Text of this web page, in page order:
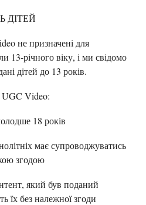
ДІТЕЙ
не призначені для
13-річного віку, і ми свідомо
дітей до 13 років.
UGC Video:
18 років
має супроводжуватись
згодою
який був поданий
їх без належної згоди